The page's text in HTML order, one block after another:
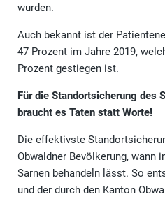
wurden.
Auch bekannt ist der
47 Prozent im Jahre 2019,
Prozent gestiegen ist.
Für die Standortsicherung des
braucht es Taten statt Worte!
Die effektivste
Obwaldner Bevölkerung, wann
Sarnen behandeln lässt. So
und der durch den Kanton